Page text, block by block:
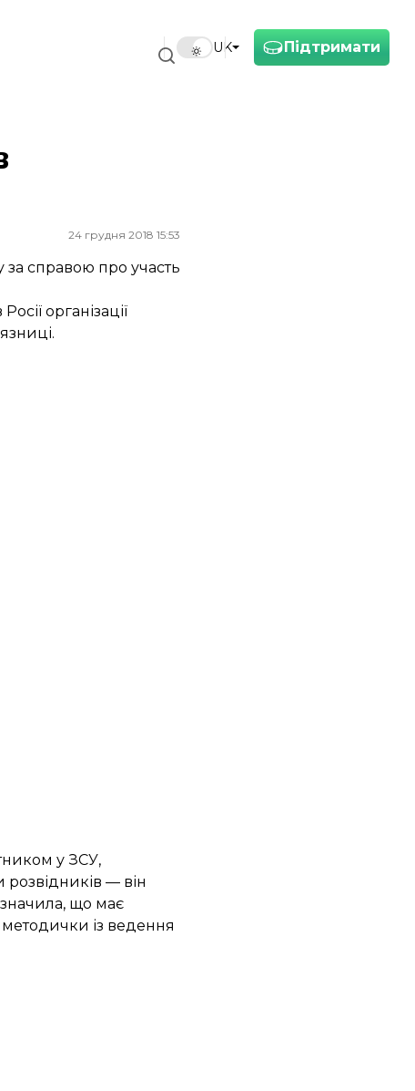
Підтримати
UK
24 грудня 2018 15:53
за справою про участь
організації
у ЗСУ,
розвідників — він
що має
методички із ведення